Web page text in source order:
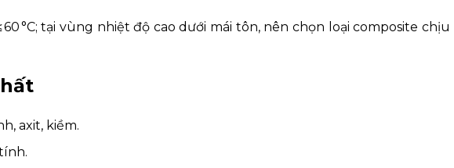
°C; tại vùng nhiệt độ cao dưới mái tôn, nên chọn loại composite
axit, kiềm.